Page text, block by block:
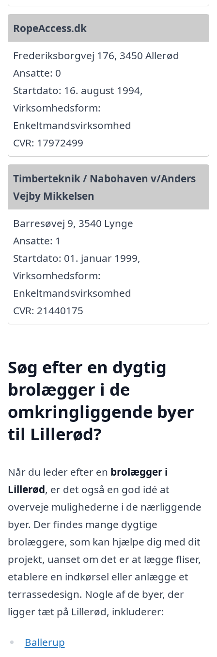
RopeAccess.dk
Frederiksborgvej 176, 3450 Allerød
Ansatte: 0
Startdato: 16. august 1994,
Virksomhedsform:
Enkeltmandsvirksomhed
CVR: 17972499
Timberteknik / Nabohaven v/Anders
Vejby Mikkelsen
Barresøvej 9, 3540 Lynge
Ansatte: 1
Startdato: 01. januar 1999,
Virksomhedsform:
Enkeltmandsvirksomhed
CVR: 21440175
Søg efter en dygtig
brolægger i de
omkringliggende byer
til Lillerød?
Når du leder efter en brolægger i
Lillerød, er det også en god idé at
overveje mulighederne i de nærliggende
byer. Der findes mange dygtige
brolæggere, som kan hjælpe dig med dit
projekt, uanset om det er at lægge fliser,
etablere en indkørsel eller anlægge et
terrassedesign. Nogle af de byer, der
ligger tæt på Lillerød, inkluderer:
Ballerup